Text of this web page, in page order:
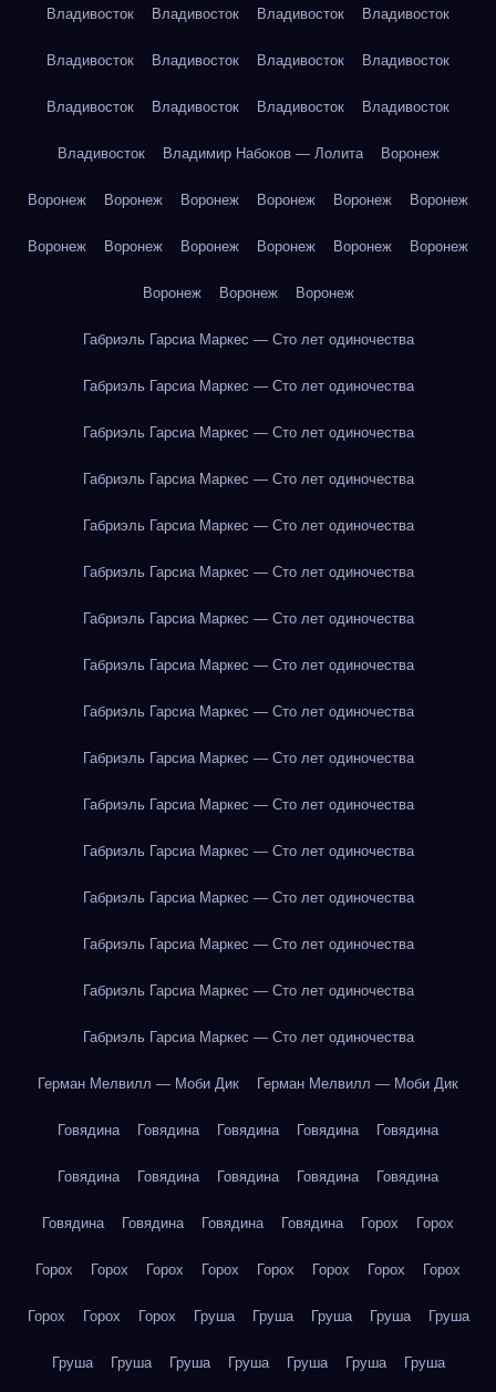
Владивосток Владивосток Владивосток Владивосток
Владивосток Владивосток Владивосток Владивосток
Владивосток Владивосток Владивосток Владивосток
Владивосток Владимир Набоков — Лолита Воронеж
Воронеж Воронеж Воронеж Воронеж Воронеж Воронеж
Воронеж Воронеж Воронеж Воронеж Воронеж Воронеж
Воронеж Воронеж Воронеж
Габриэль Гарсиа Маркес — Сто лет одиночества
Габриэль Гарсиа Маркес — Сто лет одиночества
Габриэль Гарсиа Маркес — Сто лет одиночества
Габриэль Гарсиа Маркес — Сто лет одиночества
Габриэль Гарсиа Маркес — Сто лет одиночества
Габриэль Гарсиа Маркес — Сто лет одиночества
Габриэль Гарсиа Маркес — Сто лет одиночества
Габриэль Гарсиа Маркес — Сто лет одиночества
Габриэль Гарсиа Маркес — Сто лет одиночества
Габриэль Гарсиа Маркес — Сто лет одиночества
Габриэль Гарсиа Маркес — Сто лет одиночества
Габриэль Гарсиа Маркес — Сто лет одиночества
Габриэль Гарсиа Маркес — Сто лет одиночества
Габриэль Гарсиа Маркес — Сто лет одиночества
Габриэль Гарсиа Маркес — Сто лет одиночества
Габриэль Гарсиа Маркес — Сто лет одиночества
Герман Мелвилл — Моби Дик Герман Мелвилл — Моби Дик
Говядина Говядина Говядина Говядина Говядина
Говядина Говядина Говядина Говядина Говядина
Говядина Говядина Говядина Говядина Горох Горох
Горох Горох Горох Горох Горох Горох Горох Горох
Горох Горох Горох Груша Груша Груша Груша Груша
Груша Груша Груша Груша Груша Груша Груша